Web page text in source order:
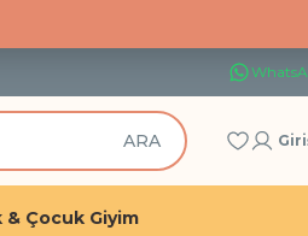
Üye olan herkese
ARA
& Çocuk Giyim